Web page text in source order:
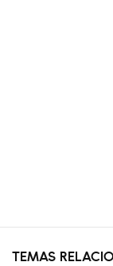
TEMAS